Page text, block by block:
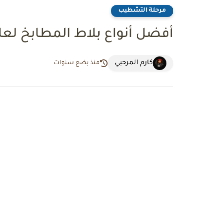
مرحلة التشطيب
أفضل أنواع بلاط المطابخ لعام
كارم المرحبي منذ بضع سنوات